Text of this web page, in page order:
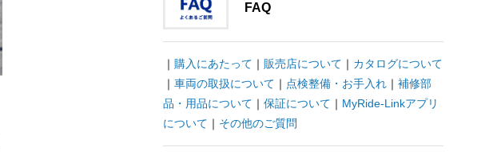
FAQ
｜ 購入にあたって ｜ 販売店について ｜ カタログについて
｜ 車両の取扱について ｜ 点検整備・お手入れ｜ 補修部
品・用品について ｜ 保証について ｜ MyRide-Linkアプリ
について ｜ その他のご質問